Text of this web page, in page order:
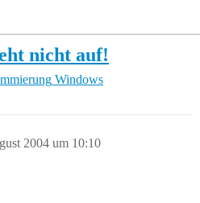
nicht auf!
Windows
2004 um 10:10